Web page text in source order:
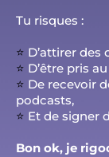
Tu risques :
⭐️ D’attirer des
⭐️ D’être pris
⭐️ De recevoir
podcasts,
⭐️ Et de signer
Bon ok, je